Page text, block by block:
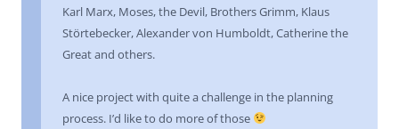
Karl Marx, Moses, the Devil, Brothers Grimm, Klaus
Störtebecker, Alexander von Humboldt, Catherine the
Great and others.
A nice project with quite a challenge in the planning
process. I’d like to do more of those